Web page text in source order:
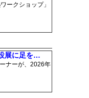
ークショップ」
展に足を…
ナーが、2026年